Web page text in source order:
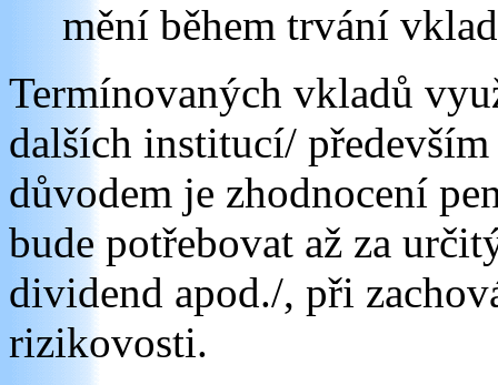
mění během trvání
Termínovaných vkladů
dalších institucí/
důvodem je zhodnocení
bude potřebovat až za
dividend apod./, při
rizikovosti.